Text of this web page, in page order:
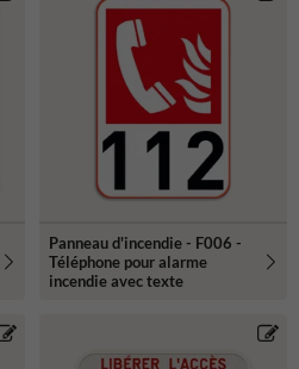
Panneau d'incendie - F006 -
Téléphone pour alarme
incendie avec texte